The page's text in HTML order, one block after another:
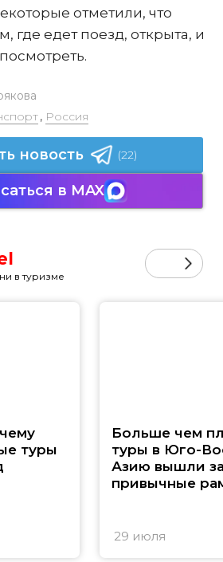
отметили, что
где едет поезд, открыта, и
, Россия
новость (22)
в MAX
в туризме
туры
Больше чем
туры в Юго-
Азию вышли
привычные
29 июля